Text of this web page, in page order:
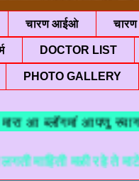
चारण आईओ चारण
DOCTOR LIST
PHOTO GALLERY
आ ब्लॉगमां आपणु
मळी रहे ते माटे